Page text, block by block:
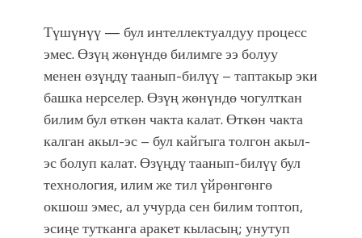
Түшүнүү — бул интеллектуалдуу процесс
эмес. Өзүң жөнүндө билимге ээ болуу
менен өзүңдү таанып-билүү – таптакыр эки
башка нерселер. Өзүң жөнүндө чогулткан
билим бул өткөн чакта калат. Өткөн чакта
калган акыл-эс – бул кайгыга толгон акыл-
эс болуп калат. Өзүңдү таанып-билүү бул
технология, илим же тил үйрөнгөнгө
окшош эмес, ал учурда сен билим топтоп,
эсиңе тутканга аракет кыласың; унутуп